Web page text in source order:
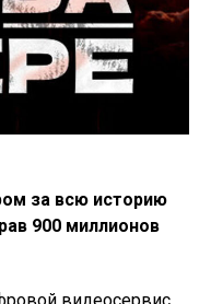
за всю историю
900 миллионов